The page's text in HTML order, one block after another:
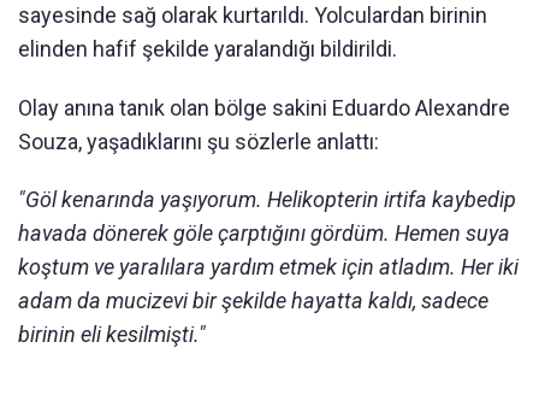
sayesinde sağ olarak kurtarıldı. Yolculardan birinin
elinden hafif şekilde yaralandığı bildirildi.
Olay anına tanık olan bölge sakini Eduardo Alexandre
Souza, yaşadıklarını şu sözlerle anlattı:
"Göl kenarında yaşıyorum. Helikopterin irtifa kaybedip
havada dönerek göle çarptığını gördüm. Hemen suya
koştum ve yaralılara yardım etmek için atladım. Her iki
adam da mucizevi bir şekilde hayatta kaldı, sadece
birinin eli kesilmişti."